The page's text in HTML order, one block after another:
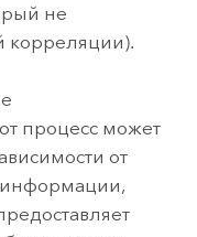
не
корреляции).
процесс может
от
информации,